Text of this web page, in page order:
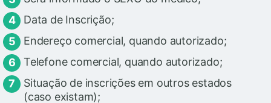
Data de Inscrição;
Endereço comercial, quando autorizado;
Telefone comercial, quando autorizado;
Situação de inscrições em outros estados
(caso existam);